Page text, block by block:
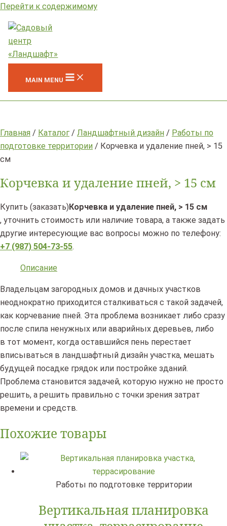
Перейти к содержимому
MAIN MENU
Главная / Каталог/ Ландшафтный дизайн / Работы по
подготовке территории / Корчевка и удаление пней, > 15
см
Корчевка и удаление пней, > 15 см
Купить (заказать)Корчевка и удаление пней, > 15 см
, уточнить стоимость или наличие товара, а также задать
другие интересующие вас вопросы можно по телефону:
+7 (987) 504-73-55.
Описание
Владельцам загородных домов и дачных участков
неоднократно приходится сталкиваться с такой задачей,
как корчевание пней. Эта проблема возникает либо сразу
после спила ненужных или аварийных деревьев, либо
в тот момент, когда оставшийся пень перестает
вписываться в ландшафтный дизайн участка, мешать
будущей посадке грядок или постройке зданий.
Проблема становится задачей, которую нужно не просто
решить, а решить правильно с точки зрения затрат
времени и средств.
Похожие товары
Работы по подготовке территории
Вертикальная планировка